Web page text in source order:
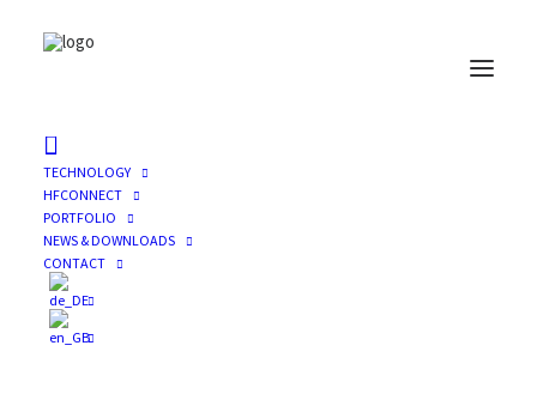
TECHNOLOGY
HFCONNECT
PORTFOLIO
NEWS & DOWNLOADS
CONTACT
Impressum
(Angaben gemäß § 5 TMG)